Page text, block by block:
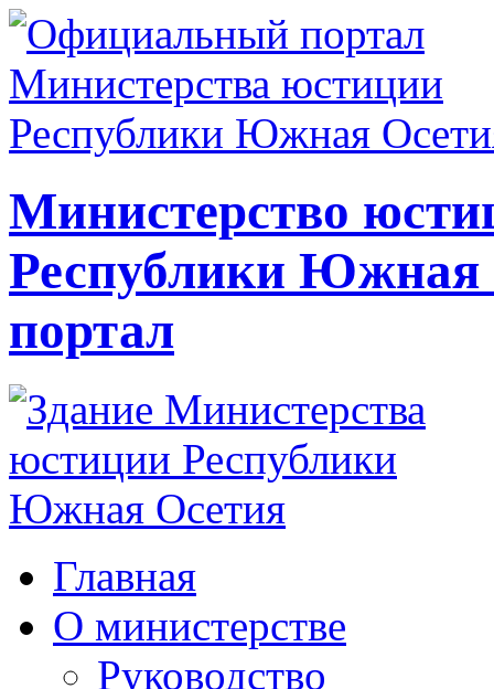
Министерство
Республики
портал
Главная
О министерстве
Руководство